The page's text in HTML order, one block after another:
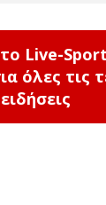
Live-
όλες τις
ειδήσεις